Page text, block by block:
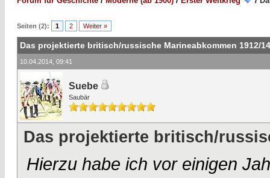
Seiten (2): 1 2 Weiter »
Das projektierte britisch/russische Marineabkommen 1912/14
10.04.2014, 09:41
Suebe
Saubär
Das projektierte britisch/
Hierzu habe ich vor einigen